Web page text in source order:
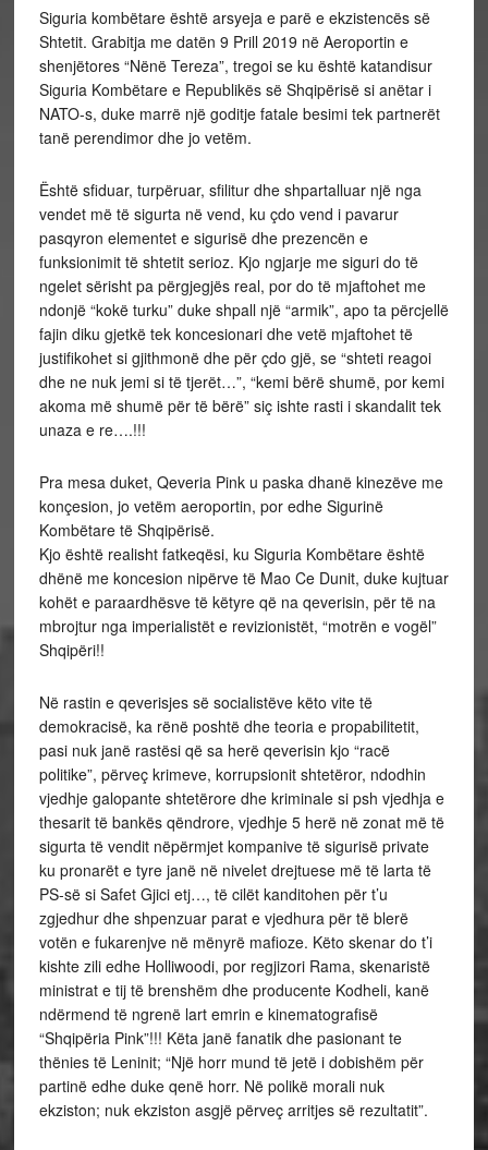
Siguria kombëtare është arsyeja e parë e ekzistencës së
Shtetit. Grabitja me datën 9 Prill 2019 në Aeroportin e
shenjëtores “Nënë Tereza”, tregoi se ku është katandisur
Siguria Kombëtare e Republikës së Shqipërisë si anëtar i
NATO-s, duke marrë një goditje fatale besimi tek partnerët
tanë perendimor dhe jo vetëm.
Është sfiduar, turpëruar, sfilitur dhe shpartalluar një nga
vendet më të sigurta në vend, ku çdo vend i pavarur
pasqyron elementet e sigurisë dhe prezencën e
funksionimit të shtetit serioz. Kjo ngjarje me siguri do të
ngelet sërisht pa përgjegjës real, por do të mjaftohet me
ndonjë “kokë turku” duke shpall një “armik”, apo ta përcjellë
fajin diku gjetkë tek koncesionari dhe vetë mjaftohet të
justifikohet si gjithmonë dhe për çdo gjë, se “shteti reagoi
dhe ne nuk jemi si të tjerët…”, “kemi bërë shumë, por kemi
akoma më shumë për të bërë” siç ishte rasti i skandalit tek
unaza e re….!!!
Pra mesa duket, Qeveria Pink u paska dhanë kinezëve me
konçesion, jo vetëm aeroportin, por edhe Sigurinë
Kombëtare të Shqipërisë.
Kjo është realisht fatkeqësi, ku Siguria Kombëtare është
dhënë me koncesion nipërve të Mao Ce Dunit, duke kujtuar
kohët e paraardhësve të këtyre që na qeverisin, për të na
mbrojtur nga imperialistët e revizionistët, “motrën e vogël”
Shqipëri!!
Në rastin e qeverisjes së socialistëve këto vite të
demokracisë, ka rënë poshtë dhe teoria e propabilitetit,
pasi nuk janë rastësi që sa herë qeverisin kjo “racë
politike”, përveç krimeve, korrupsionit shtetëror, ndodhin
vjedhje galopante shtetërore dhe kriminale si psh vjedhja e
thesarit të bankës qëndrore, vjedhje 5 herë në zonat më të
sigurta të vendit nëpërmjet kompanive të sigurisë private
ku pronarët e tyre janë në nivelet drejtuese më të larta të
PS-së si Safet Gjici etj…, të cilët kanditohen për t’u
zgjedhur dhe shpenzuar parat e vjedhura për të blerë
votën e fukarenjve në mënyrë mafioze. Këto skenar do t’i
kishte zili edhe Holliwoodi, por regjizori Rama, skenaristë
ministrat e tij të brenshëm dhe producente Kodheli, kanë
ndërmend të ngrenë lart emrin e kinematografisë
“Shqipëria Pink”!!! Këta janë fanatik dhe pasionant te
thënies të Leninit; “Një horr mund të jetë i dobishëm për
partinë edhe duke qenë horr. Në polikë morali nuk
ekziston; nuk ekziston asgjë përveç arritjes së rezultatit”.